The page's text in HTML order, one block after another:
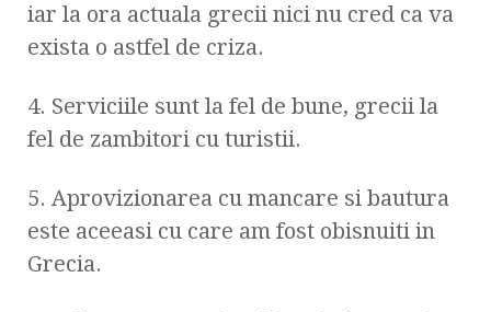
iar la ora actuala grecii nici nu cred ca va
exista o astfel de criza.
4. Serviciile sunt la fel de bune, grecii la
fel de zambitori cu turistii.
5. Aprovizionarea cu mancare si bautura
este aceeasi cu care am fost obisnuiti in
Grecia.